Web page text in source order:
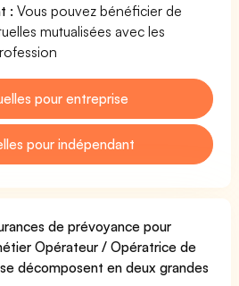
: Vous pouvez bénéficier de
mutualisées avec les
pour entreprise
pour indépendant
de prévoyance pour
Opérateur / Opératrice de
décomposent en deux grandes